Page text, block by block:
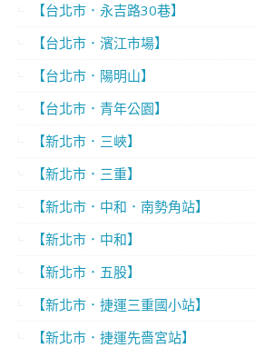
【台北市．永吉路30巷】
【台北市．濱江市場】
【台北市．陽明山】
【台北市．青年公園】
【新北市．三峽】
【新北市．三重】
【新北市．中和．南勢角站】
【新北市．中和】
【新北市．五股】
【新北市．捷運三重國小站】
【新北市．捷運先嗇宮站】